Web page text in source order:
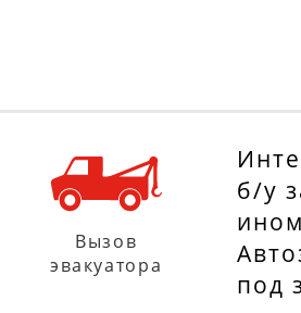
б/у
под
Вызов
эвакуатора